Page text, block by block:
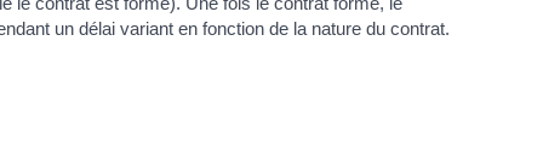
un délai variant en fonction de la nature du contrat.